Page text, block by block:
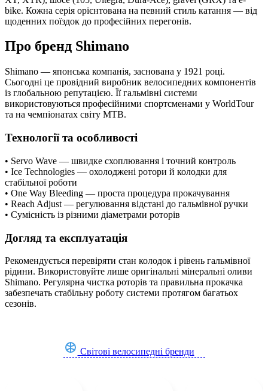
bike. Кожна серія орієнтована на певний стиль катання — від
щоденних поїздок до професійних перегонів.
Про бренд Shimano
Shimano — японська компанія, заснована у 1921 році.
Сьогодні це провідний виробник велосипедних компонентів
із глобальною репутацією. Її гальмівні системи
використовуються професійними спортсменами у WorldTour
та на чемпіонатах світу MTB.
Технології та особливості
• Servo Wave — швидке схоплювання і точний контроль
• Ice Technologies — охолоджені ротори й колодки для
стабільної роботи
• One Way Bleeding — проста процедура прокачування
• Reach Adjust — регулювання відстані до гальмівної ручки
• Сумісність із різними діаметрами роторів
Догляд та експлуатація
Рекомендується перевіряти стан колодок і рівень гальмівної
рідини. Використовуйте лише оригінальні мінеральні оливи
Shimano. Регулярна чистка роторів та правильна прокачка
забезпечать стабільну роботу системи протягом багатьох
сезонів.
Світові велосипедні бренди